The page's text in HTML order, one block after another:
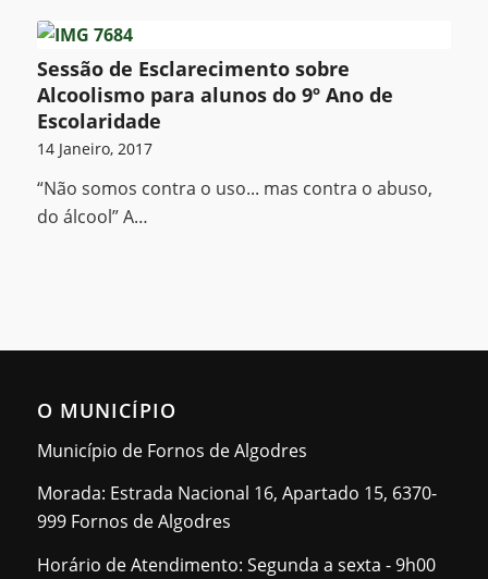
Sessão de Esclarecimento sobre
Alcoolismo para alunos do 9º Ano de
Escolaridade
14 Janeiro, 2017
“Não somos contra o uso... mas contra o abuso,
do álcool” A…
O MUNICÍPIO
Município de Fornos de Algodres
Morada: Estrada Nacional 16, Apartado 15, 6370-
999 Fornos de Algodres
Horário de Atendimento: Segunda a sexta - 9h00